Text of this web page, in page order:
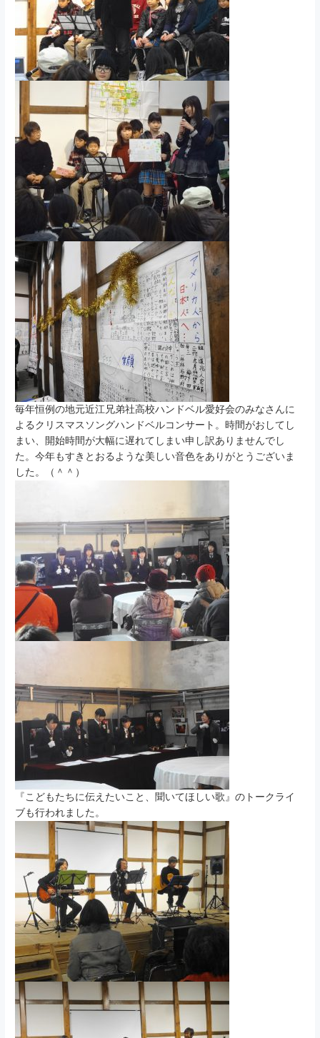
毎年恒例の地元近江兄弟社高校ハンドベル愛好会のみなさんに
よるクリスマスソングハンドベルコンサート。時間がおしてし
まい、開始時間が大幅に遅れてしまい申し訳ありませんでし
た。今年もすきとおるような美しい音色をありがとうございま
した。（＾＾）
『こどもたちに伝えたいこと、聞いてほしい歌』のトークライ
ブも行われました。